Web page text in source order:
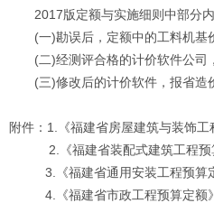
2017版定额与实施细则中部分内
(一)勘误后，定额中的工料机基
(二)经测评合格的计价软件公司
(三)修改后的计价软件，报省造价
附件：1.《福建省房屋建筑与装饰
2.《福建省装配式建筑工程预算
3.《福建省通用安装工程预算定
4.《福建省市政工程预算定额》